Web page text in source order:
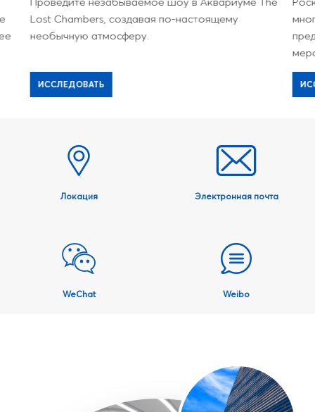
Lost Chambers, создавая по-настоящему
необычную атмосферу.
ИССЛЕДОВАТЬ
Локация Электронная почта
WeChat Weibo